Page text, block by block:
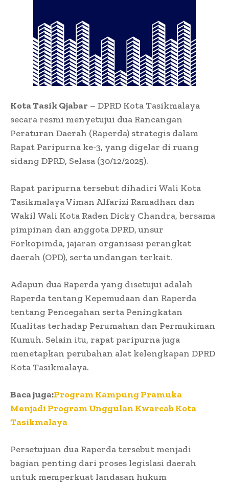
Kota Tasik Qjabar – DPRD Kota Tasikmalaya
secara resmi menyetujui dua Rancangan
Peraturan Daerah (Raperda) strategis dalam
Rapat Paripurna ke-3, yang digelar di ruang
sidang DPRD, Selasa (30/12/2025).
Rapat paripurna tersebut dihadiri Wali Kota
Tasikmalaya Viman Alfarizi Ramadhan dan
Wakil Wali Kota Raden Dicky Chandra, bersama
pimpinan dan anggota DPRD, unsur
Forkopimda, jajaran organisasi perangkat
daerah (OPD), serta undangan terkait.
Adapun dua Raperda yang disetujui adalah
Raperda tentang Kepemudaan dan Raperda
tentang Pencegahan serta Peningkatan
Kualitas terhadap Perumahan dan Permukiman
Kumuh. Selain itu, rapat paripurna juga
menetapkan perubahan alat kelengkapan DPRD
Kota Tasikmalaya.
Baca juga:Program Kampung Pramuka
Menjadi Program Unggulan Kwarcab Kota
Tasikmalaya
Persetujuan dua Raperda tersebut menjadi
bagian penting dari proses legislasi daerah
untuk memperkuat landasan hukum